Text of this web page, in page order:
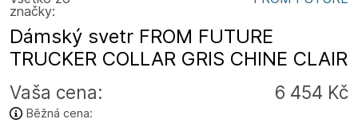
značky:
Dámský svetr FROM FUTURE
TRUCKER COLLAR GRIS CHINE CLAIR
Vaša cena: 6 454 Kč
Běžná cena: